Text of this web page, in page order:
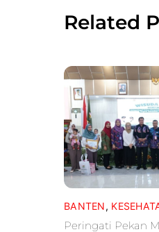
Related
BANTEN,
Peringati Pekan